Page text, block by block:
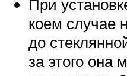
При
коем случае
до
за этого она